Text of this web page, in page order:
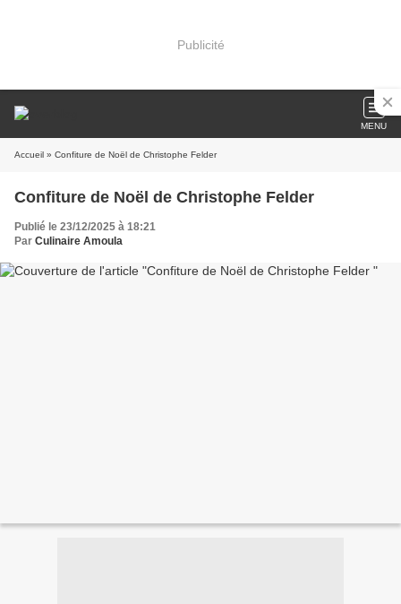
Publicité
MENU
Accueil » Confiture de Noël de Christophe Felder
Confiture de Noël de Christophe Felder
Publié le 23/12/2025 à 18:21
Par Culinaire Amoula